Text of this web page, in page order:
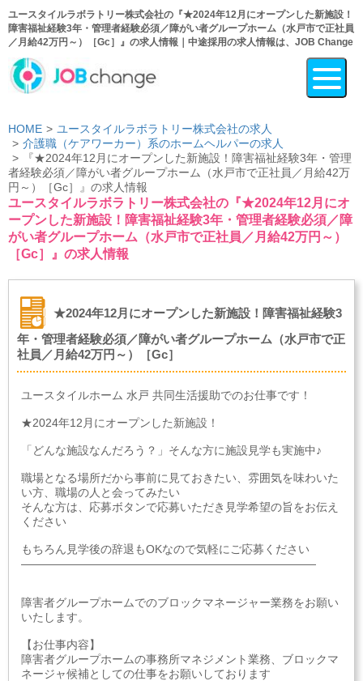
ユースタイルラボラトリー株式会社の『★2024年12月にオープンした新施設！
障害福祉経験3年・管理者経験必須／障がい者グループホーム（水戸市で正社員
／月給42万円～）［Gc］』の求人情報｜中途採用の求人情報は、JOB Change
HOME
ユースタイルラボラトリー株式会社の求人
介護職（ケアワーカー）系のホームヘルパーの求人
『★2024年12月にオープンした新施設！障害福祉経験3年・管理
者経験必須／障がい者グループホーム（水戸市で正社員／月給42万
円～）［Gc］』の求人情報
ユースタイルラボラトリー株式会社の『★2024年12月にオ
ープンした新施設！障害福祉経験3年・管理者経験必須／障
がい者グループホーム（水戸市で正社員／月給42万円～）
［Gc］』の求人情報
★2024年12月にオープンした新施設！障害福祉経験3
年・管理者経験必須／障がい者グループホーム（水戸市で正
社員／月給42万円～）［Gc］
ユースタイルホーム 水戸 共同生活援助でのお仕事です！
★2024年12月にオープンした新施設！
「どんな施設なんだろう？」そんな方に施設見学も実施中♪
職場となる場所だから事前に見ておきたい、雰囲気を味わいた
い方、職場の人と会ってみたい
そんな方は、応募ボタンで応募いただき見学希望の旨をお伝え
ください
もちろん見学後の辞退もOKなので気軽にご応募ください
――――――――――――――――――――――――――
障害者グループホームでのブロックマネージャー業務をお願い
いたします。
【お仕事内容】
障害者グループホームの事務所マネジメント業務、ブロックマ
ネージャ候補としての仕事をお願いしております